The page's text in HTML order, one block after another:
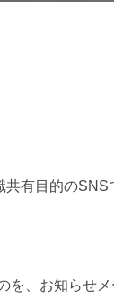
共有目的のSNS
を、お知らせメ